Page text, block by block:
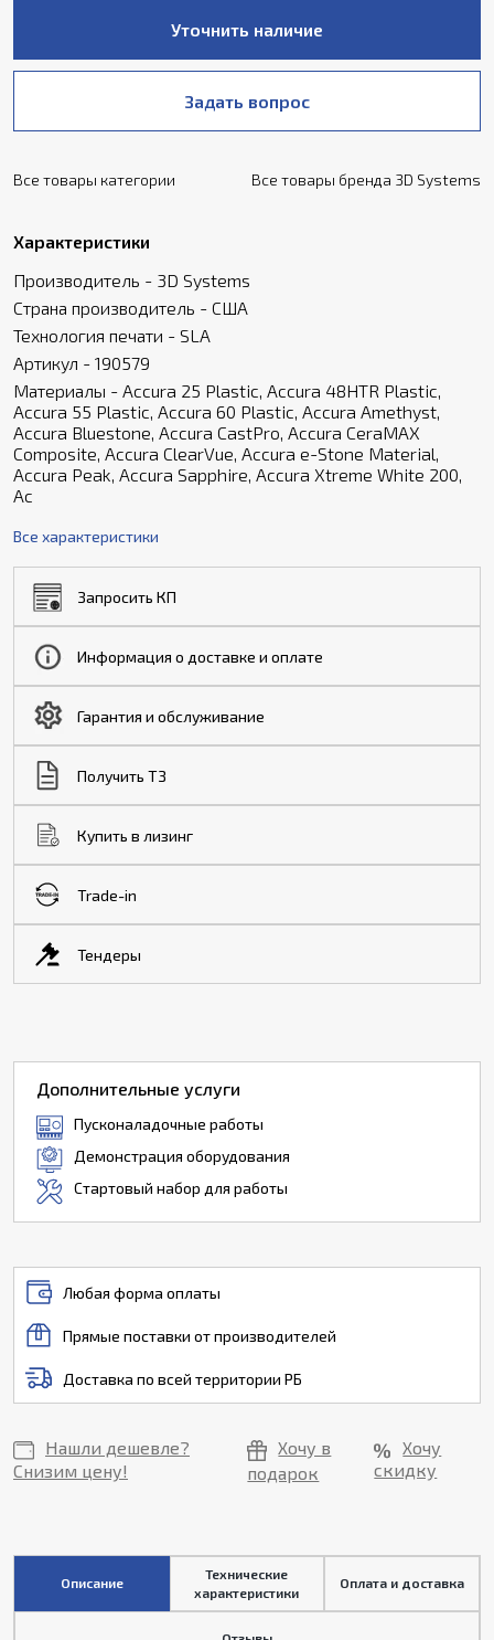
Уточнить наличие
Задать вопрос
Все товары категории Все товары бренда 3D Systems
Характеристики
Производитель - 3D Systems
Страна производитель - США
Технология печати - SLA
Артикул - 190579
Материалы - Accura 25 Plastic, Accura 48HTR Plastic,
Accura 55 Plastic, Accura 60 Plastic, Accura Amethyst,
Accura Bluestone, Accura CastPro, Accura CeraMAX
Composite, Accura ClearVue, Accura e-Stone Material,
Accura Peak, Accura Sapphire, Accura Xtreme White 200,
Ac
Все характеристики
Запросить КП
Информация о доставке и оплате
Гарантия и обслуживание
Получить ТЗ
Купить в лизинг
Trade-in
Тендеры
Дополнительные услуги
Пусконаладочные работы
Демонстрация оборудования
Стартовый набор для работы
Любая форма оплаты
Прямые поставки от производителей
Доставка по всей территории РБ
Нашли дешевле?
Снизим цену!
Хочу в
подарок
Хочу
скидку
Описание
Технические
характеристики
Оплата и доставка